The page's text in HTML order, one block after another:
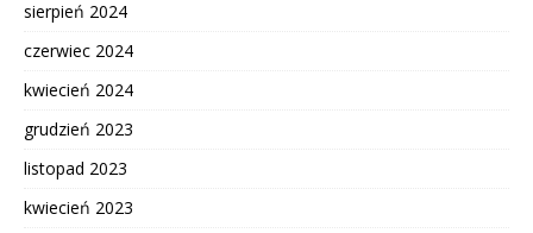
sierpień 2024
czerwiec 2024
kwiecień 2024
grudzień 2023
listopad 2023
kwiecień 2023